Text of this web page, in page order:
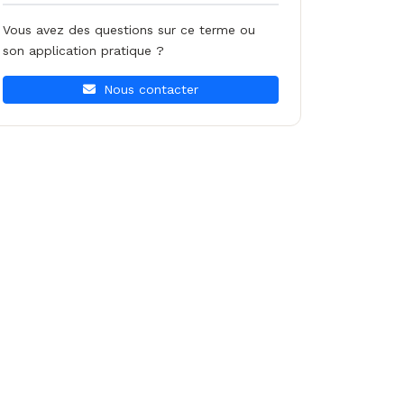
Vous avez des questions sur ce terme ou
son application pratique ?
Nous contacter